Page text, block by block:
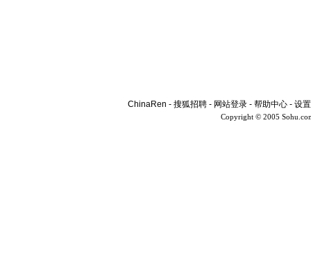
ChinaRen - 搜狐招聘 - 网站登录 - 帮助中心 - 设
Copyright © 2005